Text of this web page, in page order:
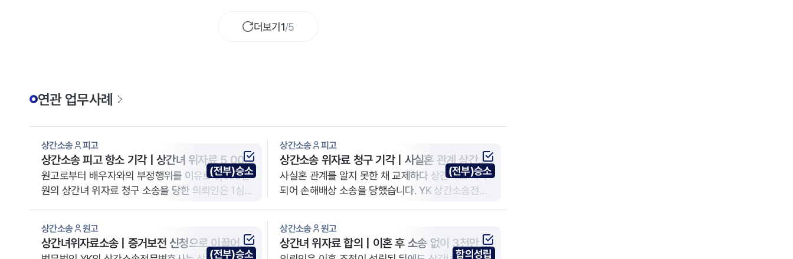
더보기1/5
연관 업무사례
상간소송 피고
상간소송 피고 항소 기각 | 상간녀 위자료 5,000
만 원 청구 방어 사례
원고로부터 배우자와의 부정행위를 이유로 5,000만
원의 상간녀 위자료 청구 소송을 당한 의뢰인은 1심에
반박으로 항소를 기각하고 1심 판결을 확정했습니다.
(전부)승소
상간소송 피고
상간소송 위자료 청구 기각 | 사실혼 관계 상간녀
위자료 전부 기각 사례
사실혼 관계를 알지 못한 채 교제하다 상간자로 지목
되어 손해배상 소송을 당했습니다. YK 상간소송전문
구가 전부 기각되었습니다.
(전부)승소
상간소송 원고
상간녀위자료소송 | 증거보전 신청으로 이끌어낸
(전부)승소
상간소송 원고
상간녀 위자료 합의 | 이혼 후 소송 없이 3천만 원
합의성립